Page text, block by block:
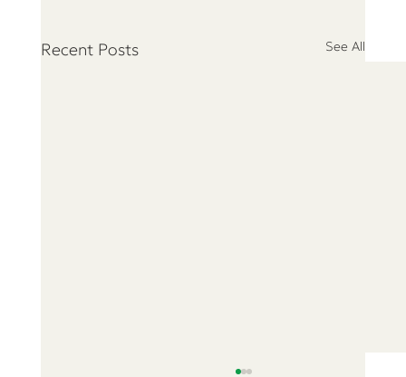
Recent Posts See All